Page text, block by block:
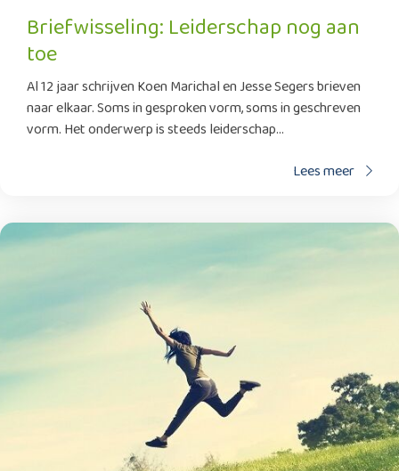
Briefwisseling: Leiderschap nog aan
toe
Al 12 jaar schrijven Koen Marichal en Jesse Segers brieven
naar elkaar. Soms in gesproken vorm, soms in geschreven
vorm. Het onderwerp is steeds leiderschap...
Lees meer